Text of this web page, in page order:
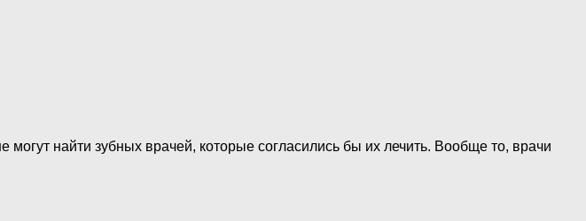
найти зубных врачей, которые согласились бы их лечить. Вообще то, врачи